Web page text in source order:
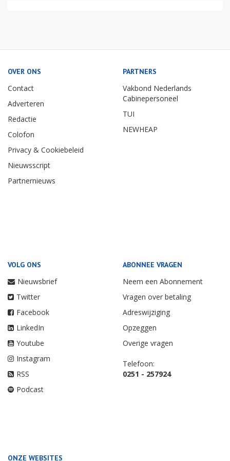
OVER ONS
Contact
Adverteren
Redactie
Colofon
Privacy & Cookiebeleid
Nieuwsscript
Partnernieuws
PARTNERS
Vakbond Nederlands
Cabinepersoneel
TUI
NEWHEAP
VOLG ONS
Nieuwsbrief
Twitter
Facebook
LinkedIn
Youtube
Instagram
RSS
Podcast
ABONNEE VRAGEN
Neem een Abonnement
Vragen over betaling
Adreswijziging
Opzeggen
Overige vragen
Telefoon:
0251 - 257924
ONZE WEBSITES